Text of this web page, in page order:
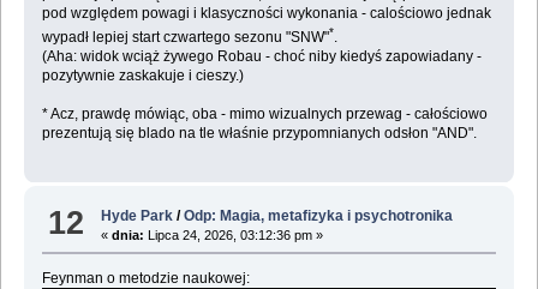
pod względem powagi i klasyczności wykonania - calościowo jednak
wypadł lepiej start czwartego sezonu "SNW"*.
(Aha: widok wciąż żywego Robau - choć niby kiedyś zapowiadany -
pozytywnie zaskakuje i cieszy.)
* Acz, prawdę mówiąc, oba - mimo wizualnych przewag - całościowo
prezentują się blado na tle właśnie przypomnianych odsłon "AND".
12 Hyde Park /Odp: Magia, metafizyka i psychotronika
«dnia: Lipca 24, 2026, 03:12:36 pm »
Feynman o metodzie naukowej: